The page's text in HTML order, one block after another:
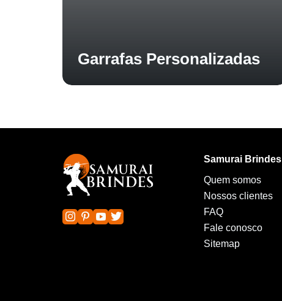
Garrafas Personalizadas
Samurai Brindes
Quem somos
Nossos clientes
FAQ
Fale conosco
Sitemap